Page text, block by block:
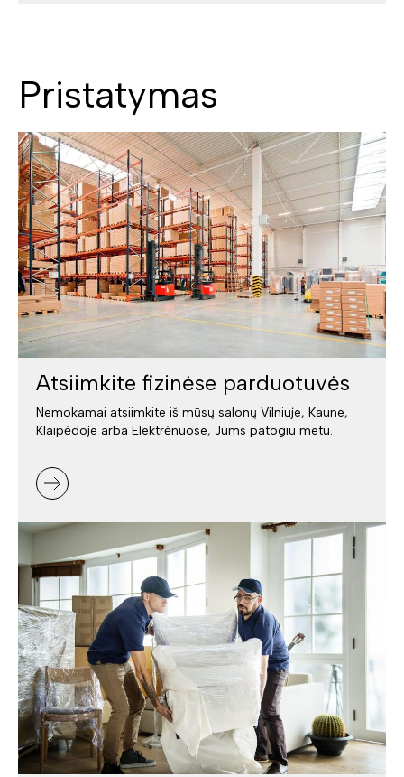
Pristatymas
Atsiimkite fizinėse parduotuvės
Nemokamai atsiimkite iš mūsų salonų Vilniuje, Kaune,
Klaipėdoje arba Elektrėnuose, Jums patogiu metu.